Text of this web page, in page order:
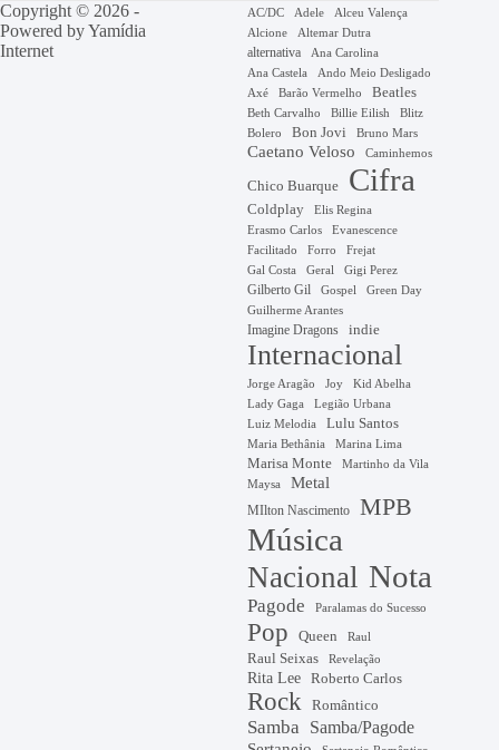
Copyright © 2026 -
Powered byYamídia
Internet
AC/DC Adele
Alceu Valença
Alcione
Altemar Dutra
alternativa
Ana Carolina
Ana Castela
Ando Meio Desligado
Axé Barão Vermelho Beatles
Beth Carvalho Billie Eilish
Blitz
Bolero
Bon Jovi Bruno Mars
Caetano Veloso Caminhemos
Chico Buarque Cifra
Coldplay
Elis Regina
Erasmo Carlos
Evanescence
Facilitado
Forro Frejat
Gal Costa Geral Gigi Perez
Gilberto Gil Gospel Green Day
Guilherme Arantes
Imagine Dragons indie
Internacional
Jorge Aragão Joy Kid Abelha
Lady Gaga
Legião Urbana
Luiz Melodia
Lulu Santos
Maria Bethânia Marina Lima
Marisa Monte
Martinho da Vila
Maysa
Metal
MIlton Nascimento MPB
Música
Nacional Nota
Pagode Paralamas do Sucesso
Pop Queen Raul
Raul Seixas Revelação
Rita Lee Roberto Carlos
Rock Romântico
Samba
Samba/Pagode